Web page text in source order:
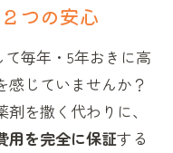
２つの安心
毎年・5年おきに高
感じていませんか？
を撒く代わりに、
用を完全に保証する